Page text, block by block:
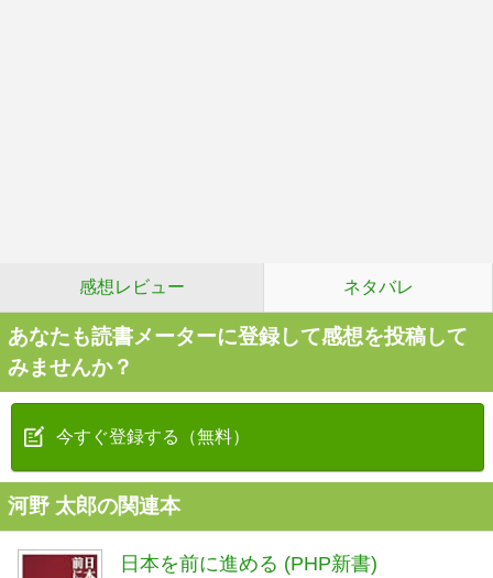
感想レビュー ネタバレ
あなたも読書メーターに登録して感想を投稿して
みませんか？
今すぐ登録する（無料）
河野 太郎の関連本
日本を前に進める (PHP新書)